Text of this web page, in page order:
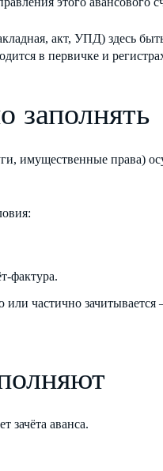
акт, УПД) здесь
в первичке и
заполнять
имущественные права)
фактура.
частично зачитывается
зачёта аванса.